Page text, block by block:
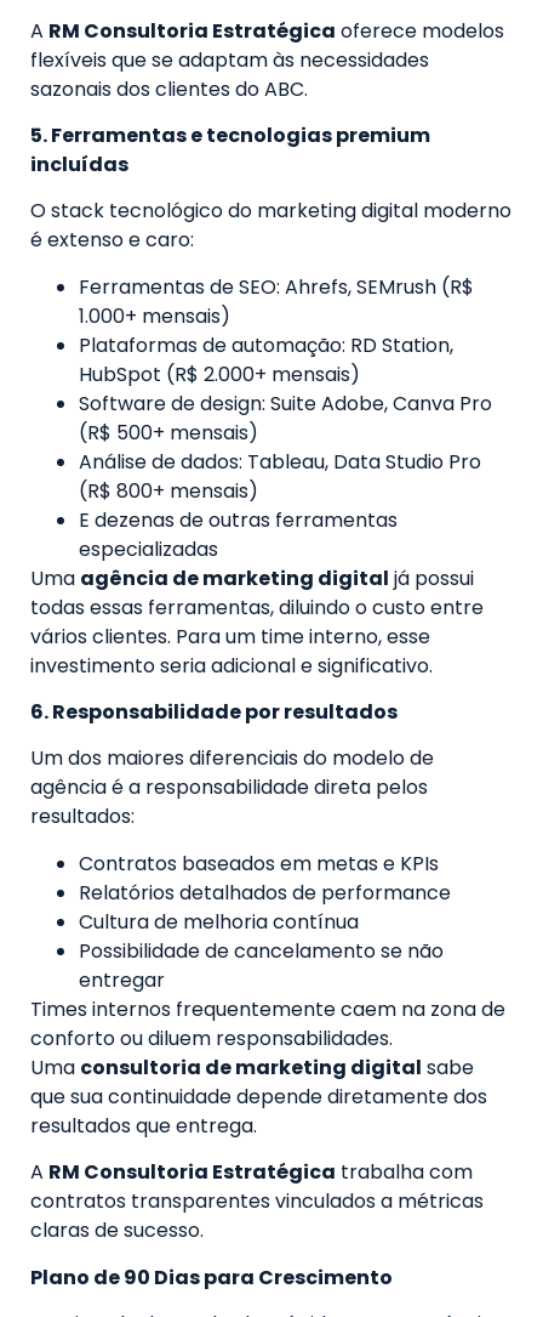
A RM Consultoria Estratégica oferece modelos
flexíveis que se adaptam às necessidades
sazonais dos clientes do ABC.
5. Ferramentas e tecnologias premium
incluídas
O stack tecnológico do marketing digital moderno
é extenso e caro:
Ferramentas de SEO: Ahrefs, SEMrush (R$
1.000+ mensais)
Plataformas de automação: RD Station,
HubSpot (R$ 2.000+ mensais)
Software de design: Suite Adobe, Canva Pro
(R$ 500+ mensais)
Análise de dados: Tableau, Data Studio Pro
(R$ 800+ mensais)
E dezenas de outras ferramentas
especializadas
Uma agência de marketing digital já possui
todas essas ferramentas, diluindo o custo entre
vários clientes. Para um time interno, esse
investimento seria adicional e significativo.
6. Responsabilidade por resultados
Um dos maiores diferenciais do modelo de
agência é a responsabilidade direta pelos
resultados:
Contratos baseados em metas e KPIs
Relatórios detalhados de performance
Cultura de melhoria contínua
Possibilidade de cancelamento se não
entregar
Times internos frequentemente caem na zona de
conforto ou diluem responsabilidades.
Uma consultoria de marketing digital sabe
que sua continuidade depende diretamente dos
resultados que entrega.
A RM Consultoria Estratégica trabalha com
contratos transparentes vinculados a métricas
claras de sucesso.
Plano de 90 Dias para Crescimento